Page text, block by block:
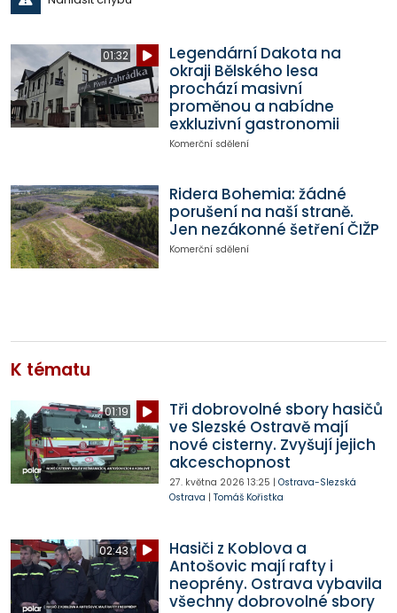
01:32
Legendární Dakota na
okraji Bělského lesa
prochází masivní
proměnou a nabídne
exkluzivní gastronomii
Komerční sdělení
Ridera Bohemia: žádné
porušení na naší straně.
Jen nezákonné šetření ČIŽP
Komerční sdělení
K tématu
01:19
Tři dobrovolné sbory hasičů
ve Slezské Ostravě mají
nové cisterny. Zvyšují jejich
akceschopnost
27. května 2026 13:25 | Ostrava-Slezská
Ostrava | Tomáš Kořistka
02:43
Hasiči z Koblova a
Antošovic mají rafty i
neoprény. Ostrava vybavila
všechny dobrovolné sbory